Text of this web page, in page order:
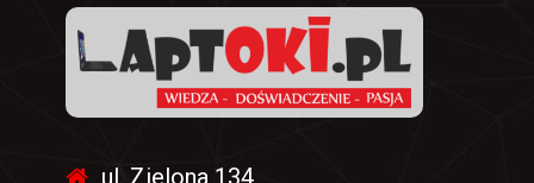
ul. Zielona 134